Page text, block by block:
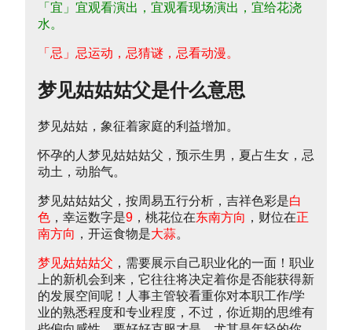
「宜」宜观看演出，宜观看现场演出，宜给花浇
水。
「忌」忌运动，忌猜谜，忌看动漫。
梦见姑姑姑父是什么意思
梦见姑姑，象征着家庭的利益增加。
怀孕的人梦见姑姑姑父，预示生男，夏占生女，忌
动土，动胎气。
梦见姑姑姑父，按周易五行分析，吉祥色彩是白
色 ，幸运数字是9 ，桃花位在东南方向 ，财位在正
南方向 ，开运食物是大蒜。
梦见姑姑姑父 ，需要展示自己职业化的一面！职业
上的新机会到来，它往往将决定着你是否能获得新
的发展空间呢！人事主管较看重你对本职工作/学
业的熟悉程度和专业程度，不过，你近期的思维有